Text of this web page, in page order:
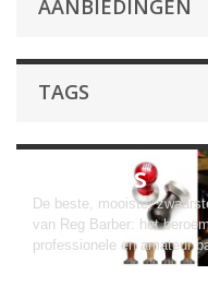
AANBIEDINGEN
TAGS
Tampers
De beste, mooiste,
van Reg Barber: het
professionele en amateur